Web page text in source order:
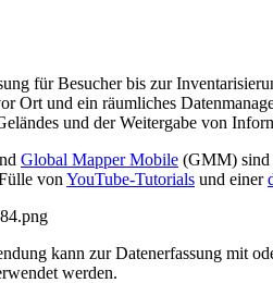
für Besucher bis zur
Ort und ein räumliches
und der Weitergabe von
Global Mapper Mobile (GMM) sind
von YouTube-Tutorials und einer
kann zur Datenerfassung mit
werden.